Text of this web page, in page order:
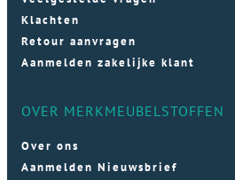
Klachten
Retour aanvragen
Aanmelden zakelijke klant
OVER MERKMEUBELSTOFFEN
Over ons
Aanmelden Nieuwsbrief